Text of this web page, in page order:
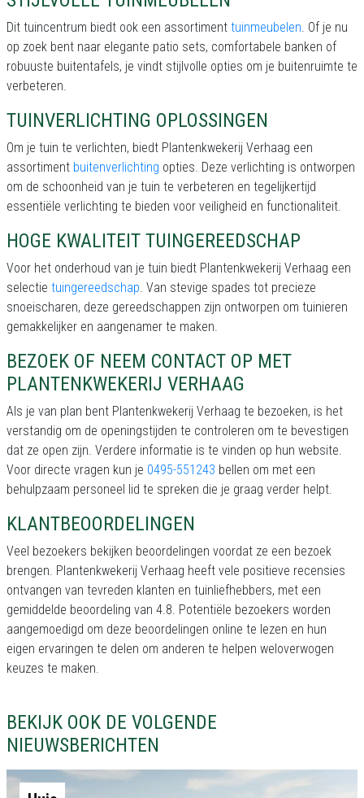
Dit tuincentrum biedt ook een assortiment tuinmeubelen. Of je nu
op zoek bent naar elegante patio sets, comfortabele banken of
robuuste buitentafels, je vindt stijlvolle opties om je buitenruimte te
verbeteren.
TUINVERLICHTING OPLOSSINGEN
Om je tuin te verlichten, biedt Plantenkwekerij Verhaag een
assortiment buitenverlichting opties. Deze verlichting is ontworpen
om de schoonheid van je tuin te verbeteren en tegelijkertijd
essentiële verlichting te bieden voor veiligheid en functionaliteit.
HOGE KWALITEIT TUINGEREEDSCHAP
Voor het onderhoud van je tuin biedt Plantenkwekerij Verhaag een
selectie tuingereedschap. Van stevige spades tot precieze
snoeischaren, deze gereedschappen zijn ontworpen om tuinieren
gemakkelijker en aangenamer te maken.
BEZOEK OF NEEM CONTACT OP MET
PLANTENKWEKERIJ VERHAAG
Als je van plan bent Plantenkwekerij Verhaag te bezoeken, is het
verstandig om de openingstijden te controleren om te bevestigen
dat ze open zijn. Verdere informatie is te vinden op hun website.
Voor directe vragen kun je 0495-551243 bellen om met een
behulpzaam personeel lid te spreken die je graag verder helpt.
KLANTBEOORDELINGEN
Veel bezoekers bekijken beoordelingen voordat ze een bezoek
brengen. Plantenkwekerij Verhaag heeft vele positieve recensies
ontvangen van tevreden klanten en tuinliefhebbers, met een
gemiddelde beoordeling van 4.8. Potentiële bezoekers worden
aangemoedigd om deze beoordelingen online te lezen en hun
eigen ervaringen te delen om anderen te helpen weloverwogen
keuzes te maken.
BEKIJK OOK DE VOLGENDE
NIEUWSBERICHTEN